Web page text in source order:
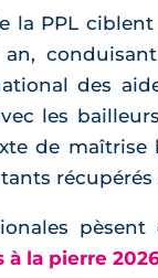
la PPL
des
les
de maîtrise
la pierre